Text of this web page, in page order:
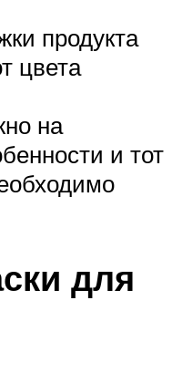
продукта
цвета
на
и тот
для